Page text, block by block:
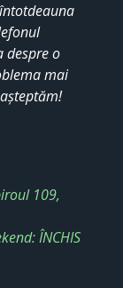
despre o
mai
109,
ÎNCHIS